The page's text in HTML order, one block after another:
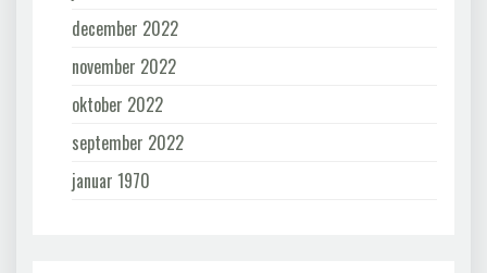
december 2022
november 2022
oktober 2022
september 2022
januar 1970